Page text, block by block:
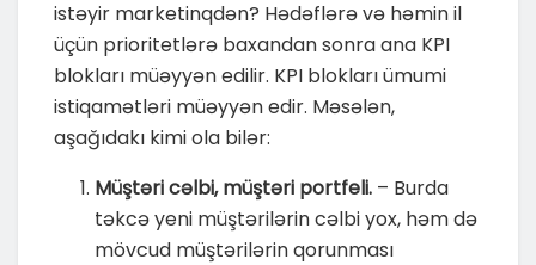
istəyir marketinqdən? Hədəflərə və həmin il
üçün prioritetlərə baxandan sonra ana KPI
blokları müəyyən edilir. KPI blokları ümumi
istiqamətləri müəyyən edir. Məsələn,
aşağıdakı kimi ola bilər:
Müştəri cəlbi, müştəri portfeli. – Burda
təkcə yeni müştərilərin cəlbi yox, həm də
mövcud müştərilərin qorunması